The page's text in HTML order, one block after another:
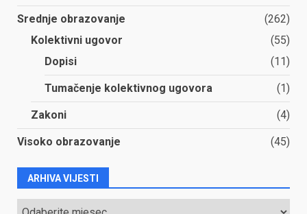
Srednje obrazovanje
(262)
Kolektivni ugovor
(55)
Dopisi
(11)
Tumačenje kolektivnog ugovora (1)
Zakoni (4)
Visoko obrazovanje (45)
ARHIVA VIJESTI
ARHIVA